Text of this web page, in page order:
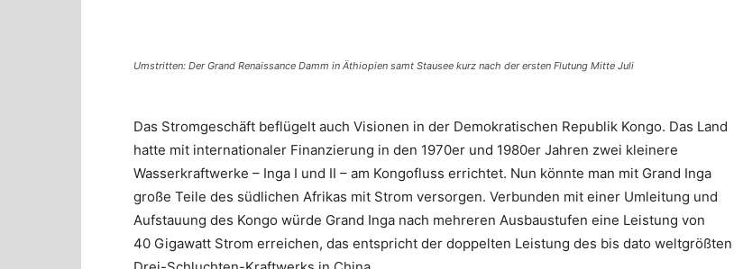
Umstritten: Der Grand Renaissance Damm in Äthiopien samt Stausee kurz nach der ersten Flutung Mitte Juli
Das Stromgeschäft beflügelt auch Visionen in der Demokratischen Republik Kongo. Das Land
hatte mit internationaler Finanzierung in den 1970er und 1980er Jahren zwei kleinere
Wasserkraftwerke – Inga I und II – am Kongofluss errichtet. Nun könnte man mit Grand Inga
große Teile des südlichen Afrikas mit Strom versorgen. Verbunden mit einer Umleitung und
Aufstauung des Kongo würde Grand Inga nach mehreren Ausbaustufen eine Leistung von
40 Gigawatt Strom erreichen, das entspricht der doppelten Leistung des bis dato weltgrößten